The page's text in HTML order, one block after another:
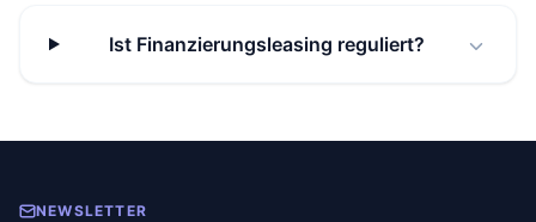
Ist Finanzierungsleasing reguliert?
NEWSLETTER